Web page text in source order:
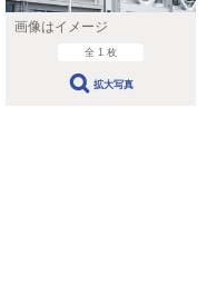
画像はイメージ
全 1 枚
拡大写真